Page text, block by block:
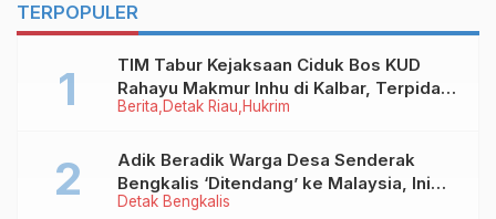
TERPOPULER
Berita Detak Riau Hukrim
TIM Tabur Kejaksaan Ciduk Bos KUD
Rahayu Makmur Inhu di Kalbar, Terpidana
Kredit Fiktif Rp2,8 M
Detak Bengkalis
Adik Beradik Warga Desa Senderak
Bengkalis ‘Ditendang’ ke Malaysia, Ini
Sebabnya!